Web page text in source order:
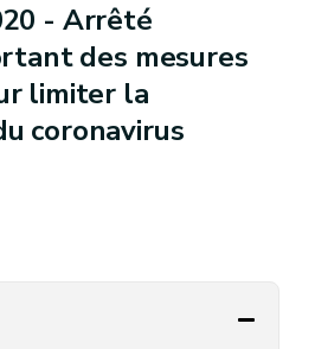
- Arrêté
des mesures
limiter la
coronavirus